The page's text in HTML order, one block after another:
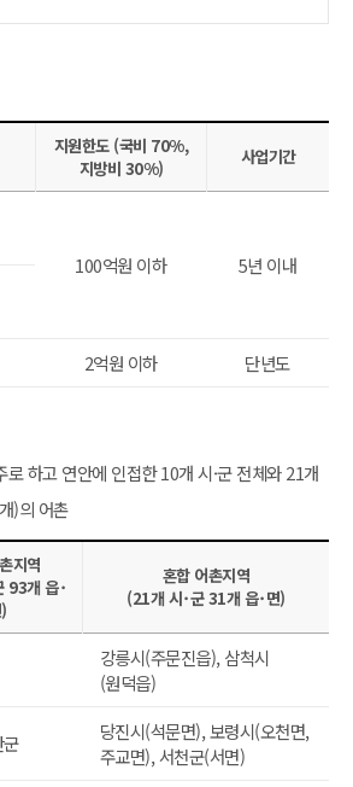
지원한도 (국비 70%,
지방비 30%)
사업기간
100억원 이하
5년 이내
2억원 이하 단년도
하고 연안에 인접한 10개 시·군 전체와 21개
)의 어촌
지역
93개 읍･
혼합 어촌지역
(21개 시･군 31개 읍･면)
강릉시(주문진읍), 삼척시
(원덕읍)
당진시(석문면), 보령시(오천면,
주교면), 서천군(서면)